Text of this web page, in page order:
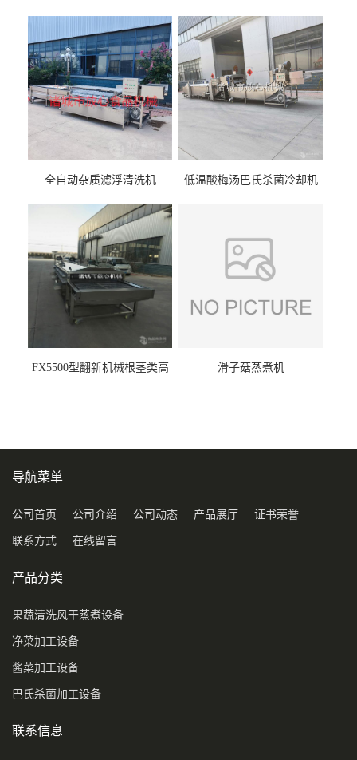
全自动杂质滤浮清洗机 低温酸梅汤巴氏杀菌冷却机
FX5500型翻新机械根茎类高
滑子菇蒸煮机
导航菜单
公司首页 公司介绍 公司动态 产品展厅 证书荣誉
联系方式 在线留言
产品分类
果蔬清洗风干蒸煮设备
净菜加工设备
酱菜加工设备
巴氏杀菌加工设备
联系信息